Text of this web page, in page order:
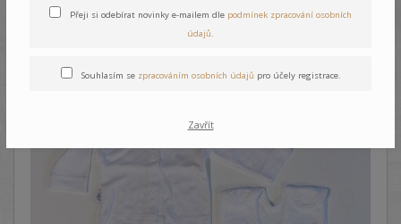
Přeji si odebírat novinky e-mailem dle podmínek zpracování osobních
údajů.
Souhlasím se zpracováním osobních údajů pro účely registrace.
Zavřít